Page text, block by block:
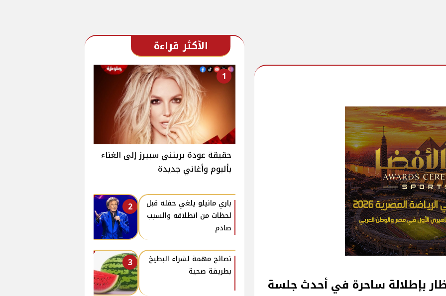
بإطلالة ساحرة في أحدث جلسة
الأكثر قراءة
1
حقيقة عودة بريتني سبيرز إلى الغناء
بألبوم وأغاني جديدة
2
باري مانيلو يلغي حفله قبل
لحظات من انطلاقه والسبب
صادم
3
نصائح مهمة لشراء البطيخ
بطريقة صحية